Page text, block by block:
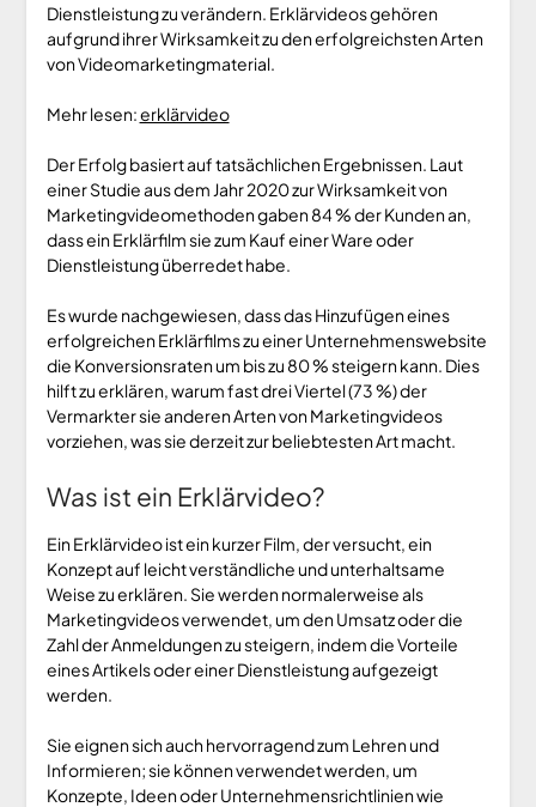
Dienstleistung zu verändern. Erklärvideos gehören
aufgrund ihrer Wirksamkeit zu den erfolgreichsten Arten
von Videomarketingmaterial.
Mehr lesen:erklärvideo
Der Erfolg basiert auf tatsächlichen Ergebnissen. Laut
einer Studie aus dem Jahr 2020 zur Wirksamkeit von
Marketingvideomethoden gaben 84 % der Kunden an,
dass ein Erklärfilm sie zum Kauf einer Ware oder
Dienstleistung überredet habe.
Es wurde nachgewiesen, dass das Hinzufügen eines
erfolgreichen Erklärfilms zu einer Unternehmenswebsite
die Konversionsraten um bis zu 80 % steigern kann. Dies
hilft zu erklären, warum fast drei Viertel (73 %) der
Vermarkter sie anderen Arten von Marketingvideos
vorziehen, was sie derzeit zur beliebtesten Art macht.
Was ist ein Erklärvideo?
Ein Erklärvideo ist ein kurzer Film, der versucht, ein
Konzept auf leicht verständliche und unterhaltsame
Weise zu erklären. Sie werden normalerweise als
Marketingvideos verwendet, um den Umsatz oder die
Zahl der Anmeldungen zu steigern, indem die Vorteile
eines Artikels oder einer Dienstleistung aufgezeigt
werden.
Sie eignen sich auch hervorragend zum Lehren und
Informieren; sie können verwendet werden, um
Konzepte, Ideen oder Unternehmensrichtlinien wie